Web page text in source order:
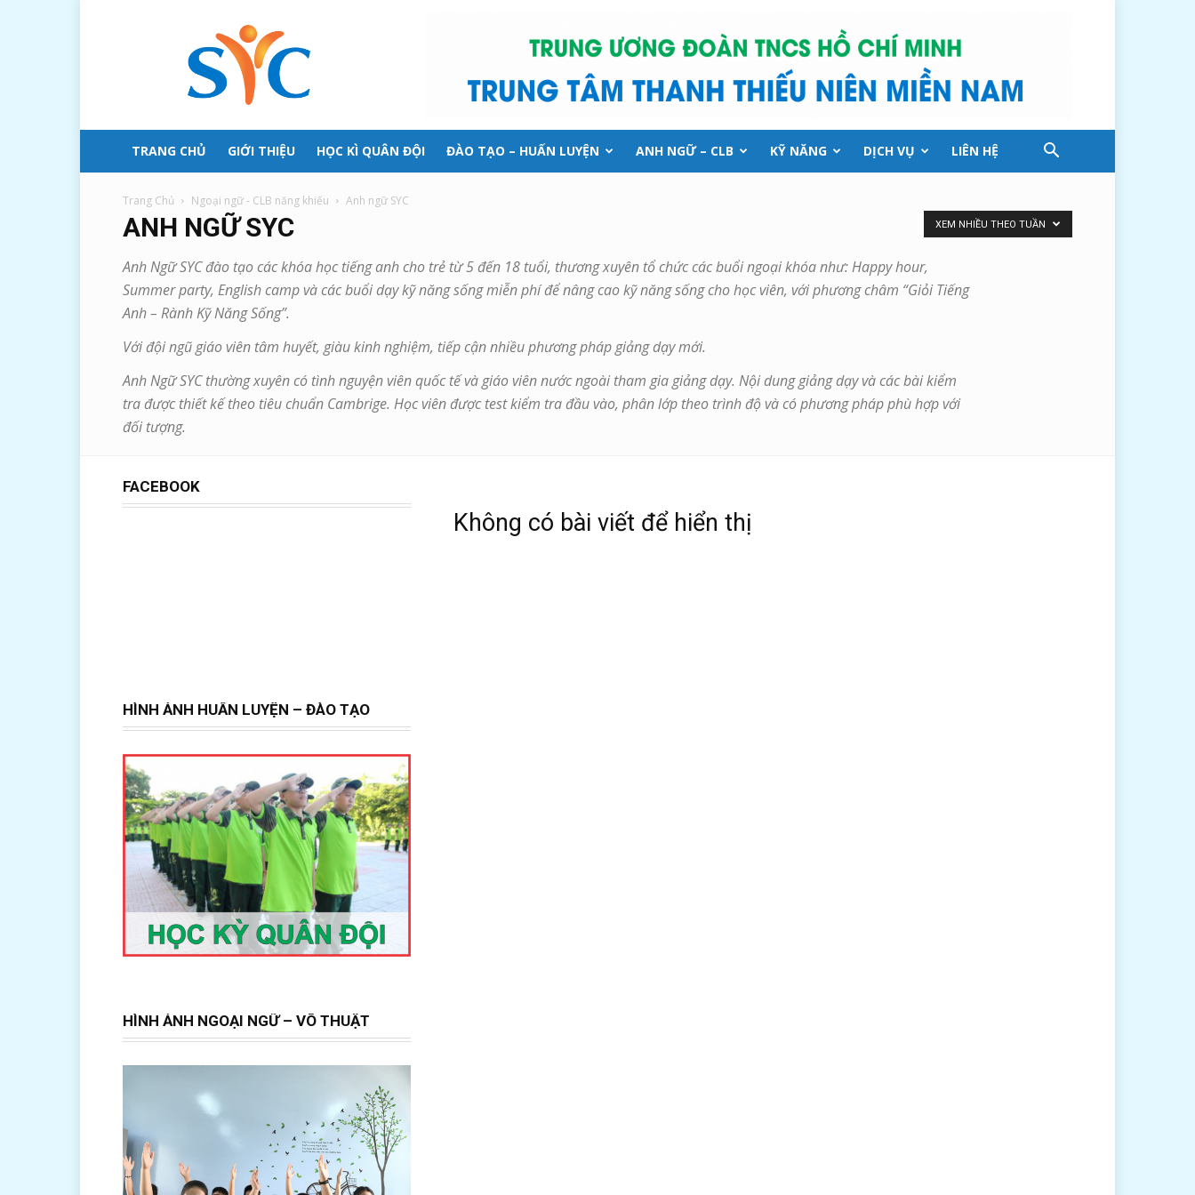
đội
TRANG CHỦ
GIỚI THIỆU HỌC KÌ QUÂN ĐỘI ĐÀO TẠO – HUẤN LUYỆN ANH NGỮ – CLB KỸ NĂNG DỊCH VỤ LIÊN HỆ
Trang Chủ Ngoại ngữ - CLB năng khiếu Anh ngữ SYC
ANH NGỮ SYC
Anh Ngữ SYC đào tạo các khóa học tiếng anh cho trẻ từ 5 đến 18 tuổi, thương xuyên tổ chức các buổi ngoại khóa như: Happy hour,
Summer party, English camp và các buổi dạy kỹ năng sống miễn phí để nâng cao kỹ năng sống cho học viên, với phương châm “Giỏi Tiếng
Anh – Rành Kỹ Năng Sống”.
Với đội ngũ giáo viên tâm huyết, giàu kinh nghiệm, tiếp cận nhiều phương pháp giảng dạy mới.
Anh Ngữ SYC thường xuyên có tình nguyện viên quốc tế và giáo viên nước ngoài tham gia giảng dạy. Nội dung giảng dạy và các bài kiểm
tra được thiết kế theo tiêu chuẩn Cambrige. Học viên được test kiểm tra đầu vào, phân lớp theo trình độ và có phương pháp phù hợp với
đối tượng.
XEM NHIỀU THEO TUẦN
Không có bài viết để hiển thị
FACEBOOK
HÌNH ẢNH HUẤN LUYỆN – ĐÀO TẠO
HÌNH ẢNH NGOẠI NGỮ – VÕ THUẬT